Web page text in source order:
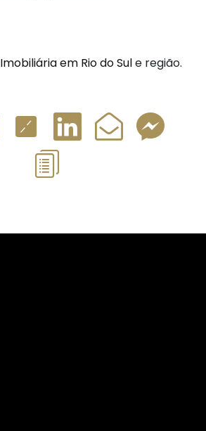
Imobiliária em Rio do Sule região.